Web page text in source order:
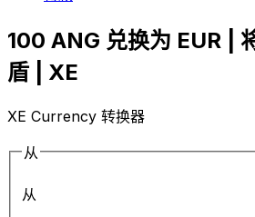
100 ANG 兑换为 EUR |
盾 | XE
XE Currency 转换器
从
从